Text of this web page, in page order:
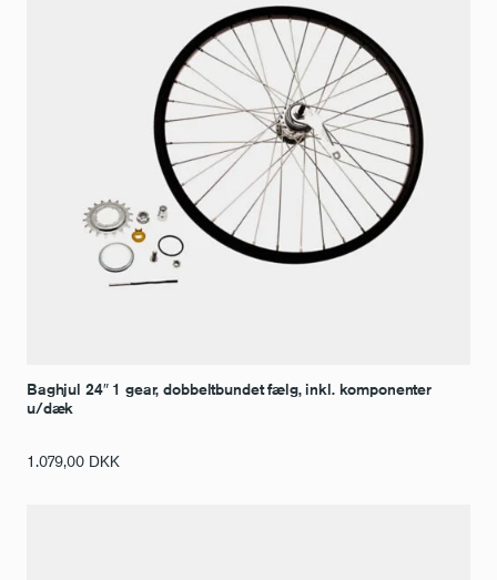
Baghjul 24″ 1 gear, dobbeltbundet fælg, inkl. komponenter
u/dæk
1.079,00 DKK